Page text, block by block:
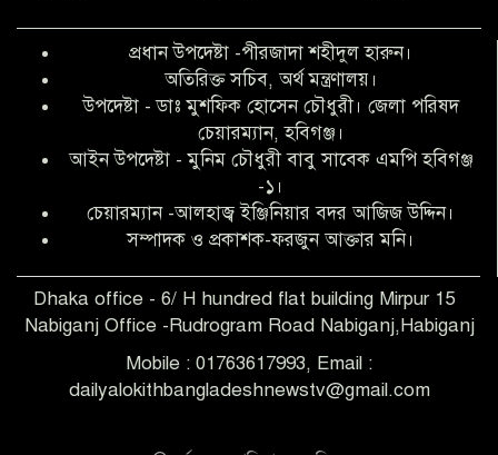
বৃত্তি পরীক্ষার সুযোগ করে দিলেন প্রধান শিক্ষক
ফারুক মাস্টার
আব্দুল হক তালুকদার ফাউন্ডেশন মানবতার
শিকড় ছুঁই ছুঁই,ফরজুন আক্তার মনি
সিলেট রেঞ্জের শ্রেষ্ঠ ওসি নির্বাচিত হলেন
নবীগঞ্জ থানার ওসি মোনায়েম
‎নবীগঞ্জে এক সাজাপ্রাপ্ত পলাতক আসামি
শিশু ধর্ষণের অভিযোগে অভিযুক্ত গ্রেফতার ১
প্রধান উপদেষ্টা -পীরজাদা শহীদুল হারুন।
অতিরিক্ত সচিব, অর্থ মন্ত্রণালয়।
উপদেষ্টা - ডাঃ মুশফিক হোসেন চৌধুরী। জেলা পরিষদ
চেয়ারম্যান, হবিগঞ্জ।
আইন উপদেষ্টা - মুনিম চৌধুরী বাবু সাবেক এমপি হবিগঞ্জ
-১।
চেয়ারম্যান -আলহাজ্ব ইঞ্জিনিয়ার বদর আজিজ উদ্দিন।
সম্পাদক ও প্রকাশক-ফরজুন আক্তার মনি।
Dhaka office - 6/ H hundred flat building Mirpur 15
Nabiganj Office -Rudrogram Road Nabiganj,Habiganj
Mobile : 01763617993, Email :
dailyalokithbangladeshnewstv@gmail.com